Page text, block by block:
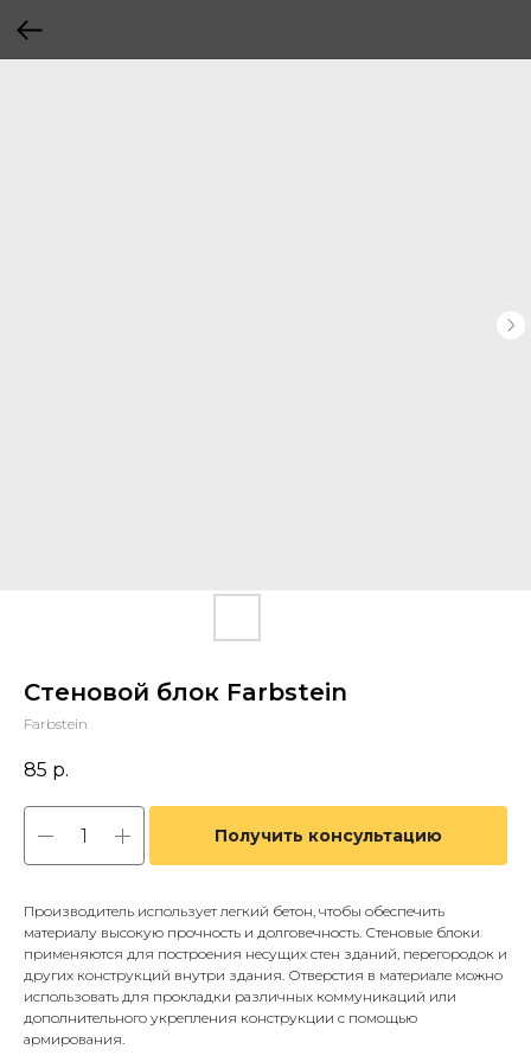
Стеновой блок Farbstein
Farbstein
85 р.
Получить консультацию
Производитель использует легкий бетон, чтобы обеспечить
материалу высокую прочность и долговечность. Стеновые блоки
применяются для построения несущих стен зданий, перегородок и
других конструкций внутри здания. Отверстия в материале можно
использовать для прокладки различных коммуникаций или
дополнительного укрепления конструкции с помощью
армирования.